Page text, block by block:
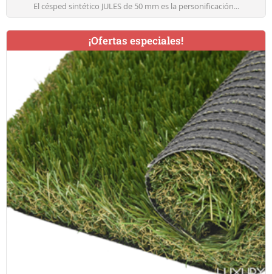
El césped sintético JULES de 50 mm es la personificación...
¡Ofertas especiales!